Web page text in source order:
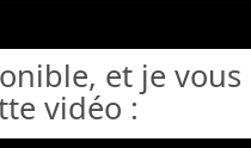
et je vous
vidéo :